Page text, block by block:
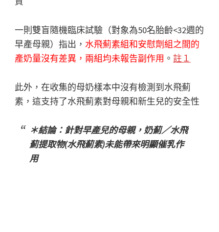
一則雙盲隨機臨床試驗（對象為50名胎齡<32週的
早產母親）指出， 水飛薊素組和安慰劑組之間的
產奶量沒有差異，兩組均未報告副作用 。 註１
此外，在收集的母奶樣本中沒有檢測到水飛薊
素，這支持了水飛薊素對母親和新生兒的安全性
＊結論：針對早產兒的母親，奶薊／水飛
薊提取物(水飛薊素)未能帶來明顯催乳作
用